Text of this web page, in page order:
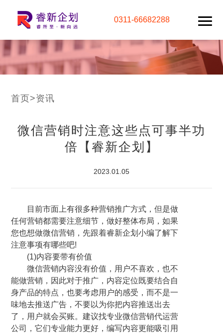
0311-66682288
首页>资讯
微信营销时注意这些点可事半功
倍【睿新企划】
2023.01.05
目前市面上有很多种营销推广方式，但是做
任何营销都需要注意细节，做好整体布局，如果
您也想做微信营销，先跟着睿新企划小编了解下
注意事项有哪些吧!
(1)内容要带有价值
微信营销内容没有价值，用户不喜欢，也不
能做营销，因此对于推广，内容定位既要结合自
身产品的特点，也要考虑用户的感受，而不是一
味地去推送广告，不要以为你把内容推送出去
了，用户就会买账。建议找专业微信营销代运营
公司，它们专业能力更好，编写内容更能吸引用